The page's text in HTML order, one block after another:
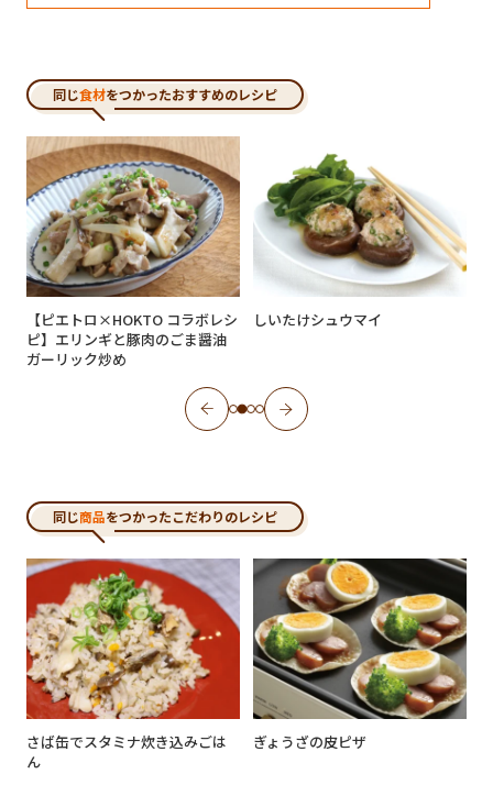
同じ食材をつかったおすすめのレシピ
【ピエトロ×HOKTO コラボレシ
ピ】エリンギと豚肉のごま醤油
ガーリック炒め
しいたけシュウマイ
同じ商品をつかったこだわりのレシピ
さば缶でスタミナ炊き込みごは
ん
ぎょうざの皮ピザ